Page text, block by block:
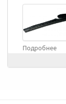
Подробнее